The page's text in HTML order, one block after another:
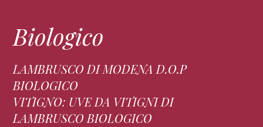
Biologico
LAMBRUSCO DI MODENA D.O.P
BIOLOGICO
VITIGNO: UVE DA VITIGNI DI
LAMBRUSCO BIOLOGICO